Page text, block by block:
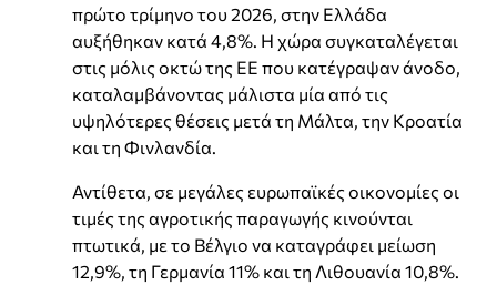
πρώτο τρίμηνο του 2026, στην Ελλάδα
αυξήθηκαν κατά 4,8%. Η χώρα συγκαταλέγεται
στις μόλις οκτώ της ΕΕ που κατέγραψαν άνοδο,
καταλαμβάνοντας μάλιστα μία από τις
υψηλότερες θέσεις μετά τη Μάλτα, την Κροατία
και τη Φινλανδία.
Αντίθετα, σε μεγάλες ευρωπαϊκές οικονομίες οι
τιμές της αγροτικής παραγωγής κινούνται
πτωτικά, με το Βέλγιο να καταγράφει μείωση
12,9%, τη Γερμανία 11% και τη Λιθουανία 10,8%.